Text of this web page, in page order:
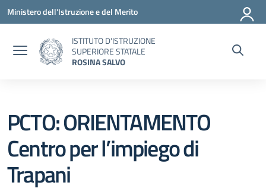
Vai ai contenuti
Vai al menu di navigazione
Vai al footer
Ministero dell'Istruzione e del Merito
ISTITUTO D'ISTRUZIONE
SUPERIORE STATALE
ROSINA SALVO
PCTO: ORIENTAMENTO
Centro per l’impiego di
Trapani